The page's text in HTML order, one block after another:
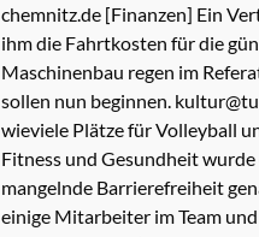
chemnitz.de [Finanzen] Ein
ihm die Fahrtkosten für die
Maschinenbau regen im
sollen nun beginnen.
wieviele Plätze für Volleyball
Fitness und Gesundheit
mangelnde Barrierefreiheit
einige Mitarbeiter im Team